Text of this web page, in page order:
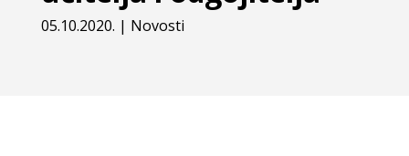
05.10.2020. | Novosti